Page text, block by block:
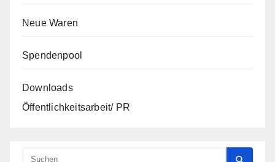
Neue Waren
Spendenpool
Downloads
Öffentlichkeitsarbeit/ PR